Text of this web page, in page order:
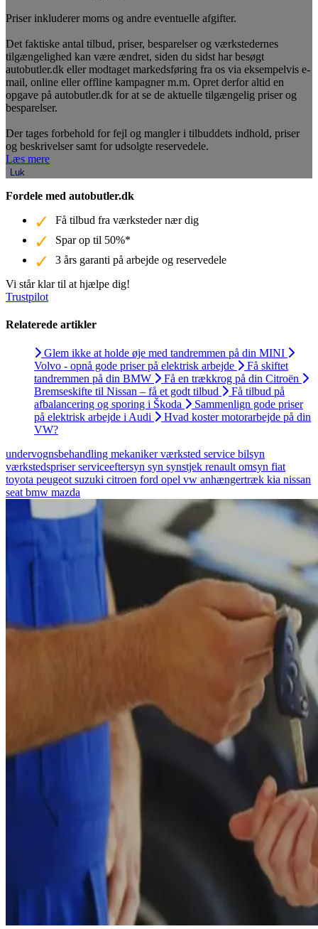
Priser inkluderer moms og andre eventuelle afgifter.
Det faktiske antal tilbud, priser, besparelser og værkstedernes
tilgængelighed kan være ændret, siden du sidst har besøgt
autobutler.dk eller modtaget markedsføring fra os via eksempelvis e-
mail, online eller offline kampagner m.m. Opret derfor altid en
opgave på autobutler.dk for at se de aktuelle tilgængelig priser og
besparelser.
Der tages forbehold for fejl og mangler i tilbuddets indhold, priser
og beskrivelser samt for udsolgte reservedele.
Læs mere
Luk
Fordele med autobutler.dk
Få tilbud fra værksteder nær dig
Spar op til 50%*
3 års garanti på arbejde og reservedele
Vi står klar til at hjælpe dig!
Trustpilot
Relaterede artikler
Glem ikke at holde øje med tandremmen på din MINI
Volvo - opnå gode priser på elektrisk arbejde
Få skiftet
tandremmen på din BMW
Få en trækkrog på din Citroën
Bremseskifte til Nissan – få et godt tilbud
Få tilbud på
afbalancering og sporing i Škoda
Sammenlign gode priser
på elektrisk arbejde i Audi
Hvad koster motorarbejde på din
VW?
undervognsbehandling mekanikerværksted service bilsyn
værkstedspriserserviceeftersyn syn synstjek renault omsyn fiat
toyota peugeot suzuki citroen ford opel vw anhængertræk kia nissan
seat bmw mazda